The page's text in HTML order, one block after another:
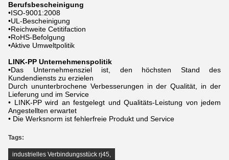
Berufsbescheinigung
•ISO-9001:2008
•UL-Bescheinigung
•Reichweite Cetitifaction
•RoHS-Befolgung
•Aktive Umweltpolitik
LINK-PP Unternehmenspolitik
•Das Unternehmensziel ist, den höchsten Stand des
Kundendiensts zu erzielen
Durch ununterbrochene Verbesserungen in der Qualität, in der
Lieferung und im Service
• LINK-PP wird an festgelegt und Qualitäts-Leistung von jedem
Angestellten erwartet
• Die Werksnorm ist fehlerfreie Produkt und Service
Tags:
industrielles Verbindungsstück rj45,